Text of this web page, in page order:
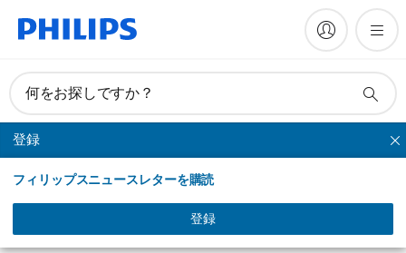
何をお探しですか？
登録
フィリップスニュースレターを購読
登録
替刃